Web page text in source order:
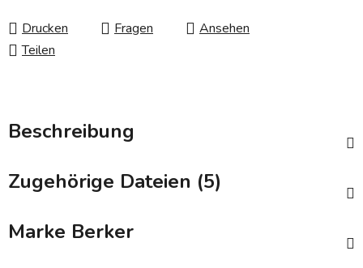
Drucken Fragen
Ansehen
Teilen
Beschreibung
Zugehörige Dateien (5)
Marke Berker